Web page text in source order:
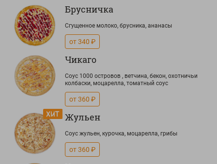
Брусничка
Сгущенное молоко, брусника, ананасы
от 340 ₽
Чикаго
Соус 1000 островов , ветчина, бекон, охотничьи
колбаски, моцарелла, томатный соус
от 360 ₽
Жульен
Соус жульен, курочка, моцарелла, грибы
от 360 ₽